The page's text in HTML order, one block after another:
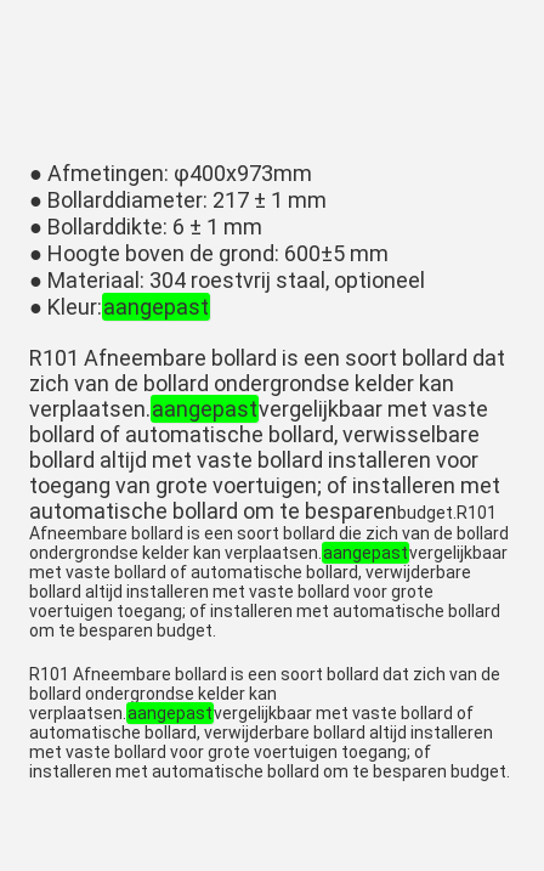
● Afmetingen: φ400x973mm
● Bollarddiameter: 217 ± 1 mm
● Bollarddikte: 6 ± 1 mm
● Hoogte boven de grond: 600±5 mm
● Materiaal: 304 roestvrij staal, optioneel
● Kleur:aangepast
R101 Afneembare bollard is een soort bollard dat
zich van de bollard ondergrondse kelder kan
verplaatsen.aangepastvergelijkbaar met vaste
bollard of automatische bollard, verwisselbare
bollard altijd met vaste bollard installeren voor
toegang van grote voertuigen; of installeren met
automatische bollard om te besparenbudget.R101
Afneembare bollard is een soort bollard die zich van de bollard
ondergrondse kelder kan verplaatsen. aangepastvergelijkbaar
met vaste bollard of automatische bollard, verwijderbare
bollard altijd installeren met vaste bollard voor grote
voertuigen toegang; of installeren met automatische bollard
om te besparen budget.
R101 Afneembare bollard is een soort bollard dat zich van de
bollard ondergrondse kelder kan
verplaatsen. aangepastvergelijkbaar met vaste bollard of
automatische bollard, verwijderbare bollard altijd installeren
met vaste bollard voor grote voertuigen toegang; of
installeren met automatische bollard om te besparen budget.